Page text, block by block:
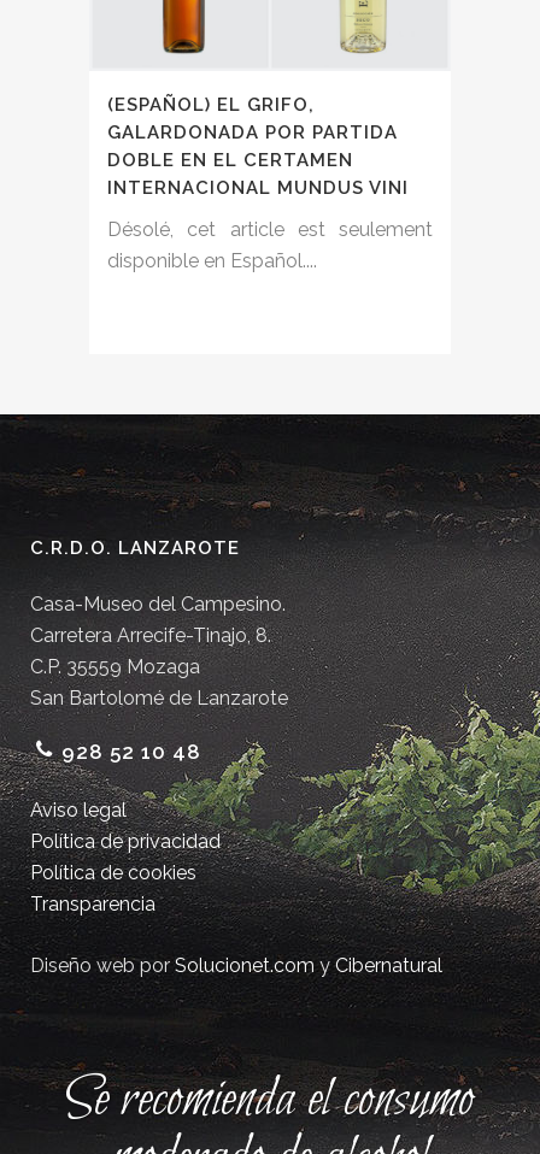
(ESPAÑOL) EL GRIFO,
GALARDONADA POR PARTIDA
DOBLE EN EL CERTAMEN
INTERNACIONAL MUNDUS VINI
Désolé, cet article est seulement
disponible en Español....
C.R.D.O. LANZAROTE
Casa-Museo del Campesino.
Carretera Arrecife-Tinajo, 8.
C.P. 35559 Mozaga
San Bartolomé de Lanzarote
928 52 10 48
Aviso legal
Política de privacidad
Política de cookies
Transparencia
Diseño web porSolucionet.comyCibernatural
Se recomienda el consumo